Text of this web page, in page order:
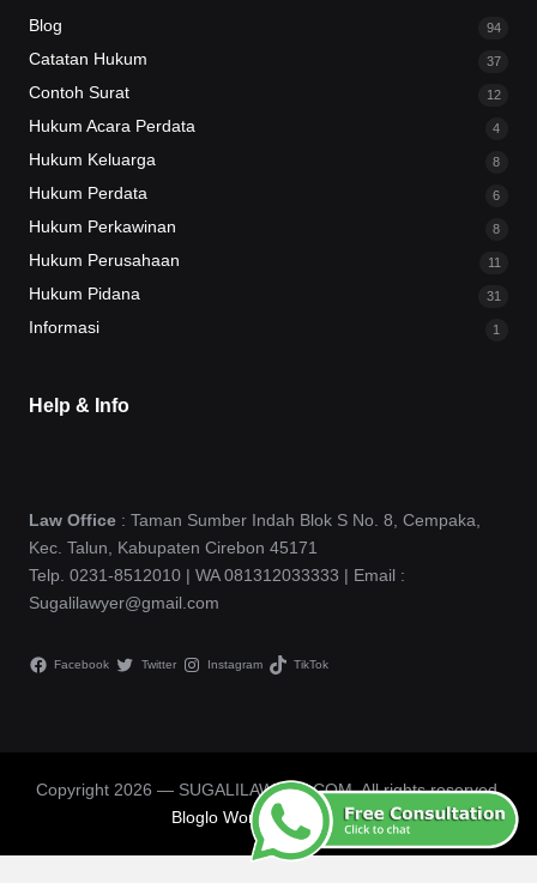
Blog 94
Catatan Hukum 37
Contoh Surat 12
Hukum Acara Perdata 4
Hukum Keluarga 8
Hukum Perdata 6
Hukum Perkawinan 8
Hukum Perusahaan 11
Hukum Pidana 31
Informasi 1
Help & Info
Law Office : Taman Sumber Indah Blok S No. 8, Cempaka,
Kec. Talun, Kabupaten Cirebon 45171
Telp. 0231-8512010 | WA 081312033333 | Email :
Sugalilawyer@gmail.com
Facebook Twitter Instagram TikTok
Copyright 2026 — SUGALILAWYER.COM. All rights reserved.
Bloglo WordPress Theme